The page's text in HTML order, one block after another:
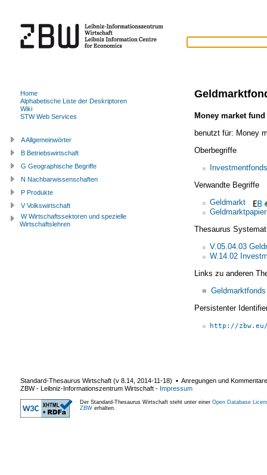
Money market fund
benutzt für: Money
Oberbegriffe
Investmentfonds
Verwandte Begriffe
Geldmarkt
Geldmarktpapier
Thesaurus
V.05.04.03
W.14.02
Links zu anderen
= Geldmarktfonds
Persistenter
http://
Home
Alphabetische Liste der Deskriptoren
Wiki
STW Web Services
A Allgemeinwörter
B Betriebswirtschaft
G Geographische Begriffe
N Nachbarwissenschaften
P Produkte
V Volkswirtschaft
W Wirtschaftssektoren und spezielle
Wirtschaftslehren
Standard-Thesaurus Wirtschaft (v 8.14 2014-11-18) ▪ Anregungen und
ZBW - Leibniz-Informationszentrum Wirtschaft - Impressum
Der Standard-Thesaurus Wirtschaft steht unter einer Open Database
ZBW erhalten.